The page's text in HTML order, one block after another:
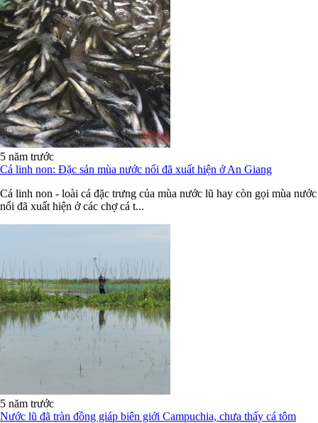
5 năm trước
Cá linh non: Đặc sản mùa nước nổi đã xuất hiện ở An Giang
Cá linh non - loài cá đặc trưng của mùa nước lũ hay còn gọi mùa nước
nổi đã xuất hiện ở các chợ cá t...
5 năm trước
Nước lũ đã tràn đồng giáp biên giới Campuchia, chưa thấy cá tôm